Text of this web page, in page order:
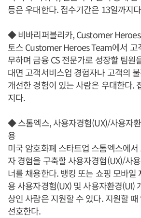
등은 우대한다. 접수기간은 13일까지
◆ 비바리퍼블리카, Customer
토스 Customer Heroes Team에서 고
무하며 금융 CS 전문가로 성장할 팀원
대면 고객서비스업 경험자나 고객의
개선한 경험이 있는 사람은 우대한다.
지다.
◆ 스톰엑스, 사용자경험(UX)/사용자
용
미국 암호화폐 스타트업 스톰엑스에
자 경험을 구축할 사용자경험(UX)/사
너를 채용한다. 뱅킹 또는 쇼핑 모바일
용 사용자경험(UX) 및 사용자환경(UI)
상인 사람은 지원할 수 있다. 지원할
선호한다.